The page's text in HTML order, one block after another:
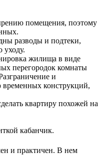
помещения, поэтому
разводы и подтеки,
уходу.
жилища в виде
перегородок комнаты
и
конструкций,
квартиру похожей на
кабанчик.
и практичен. В нем